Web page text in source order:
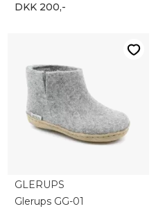
DKK 200,-
GLERUPS
Glerups GG-01